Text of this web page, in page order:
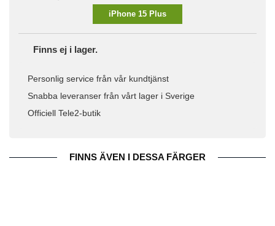
iPhone 15 Plus
Finns ej i lager.
Personlig service från vår kundtjänst
Snabba leveranser från vårt lager i Sverige
Officiell Tele2-butik
FINNS ÄVEN I DESSA FÄRGER